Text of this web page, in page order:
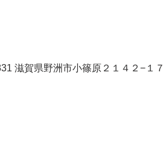
滋賀県野洲市小篠原２１４２−１７